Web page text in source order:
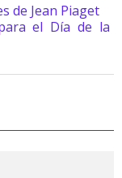
de Jean Piaget
el Día de la